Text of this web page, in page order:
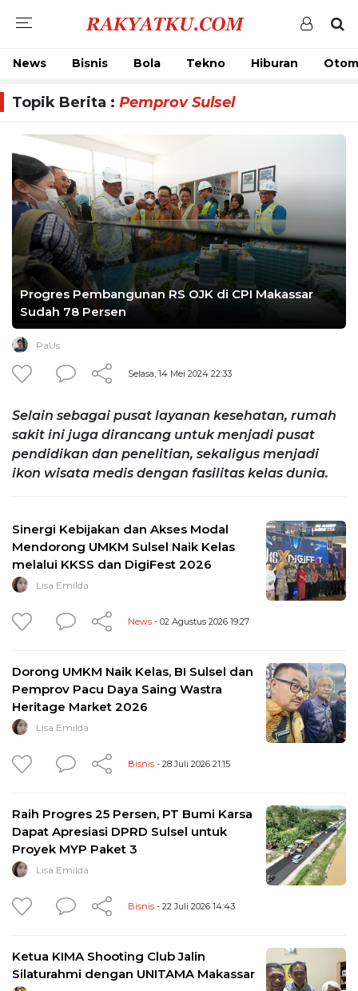
News Bisnis Bola Tekno Hiburan
Topik Berita : Pemprov Sulsel
Progres Pembangunan RS OJK di CPI Makassar
Sudah 78 Persen
PaUs
Selasa, 14 Mei 2024 22:33
Selain sebagai pusat layanan kesehatan, rumah
sakit ini juga dirancang untuk menjadi pusat
pendidikan dan penelitian, sekaligus menjadi
ikon wisata medis dengan fasilitas kelas dunia.
Sinergi Kebijakan dan Akses Modal
Mendorong UMKM Sulsel Naik Kelas
melalui KKSS dan DigiFest 2026
Lisa Emilda
News - 02 Agustus 2026 19:27
Dorong UMKM Naik Kelas, BI Sulsel dan
Pemprov Pacu Daya Saing Wastra
Heritage Market 2026
Lisa Emilda
Bisnis - 28 Juli 2026 21:15
Raih Progres 25 Persen, PT Bumi Karsa
Dapat Apresiasi DPRD Sulsel untuk
Proyek MYP Paket 3
Lisa Emilda
Bisnis - 22 Juli 2026 14:43
Ketua KIMA Shooting Club Jalin
Silaturahmi dengan UNITAMA Makassar